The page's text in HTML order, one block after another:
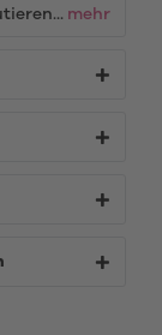
mehr